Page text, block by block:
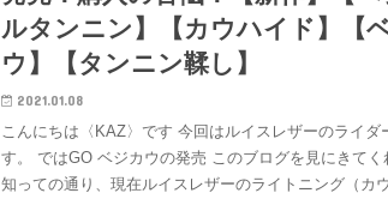
ルタンニン】【カウハイド】【
ウ】【タンニン鞣し】
2021.01.08
こんにちは〈KAZ〉です 今回はルイスレザーのライダ
す。 ではGO ベジカウの発売 このブログを見にきてく
知っての通り、現在ルイスレザーのライトニング（カ